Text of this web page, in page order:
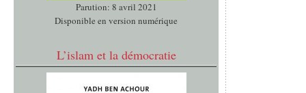
Parution: 8 avril 2021
Disponible en version numérique
L’islam et la démocratie